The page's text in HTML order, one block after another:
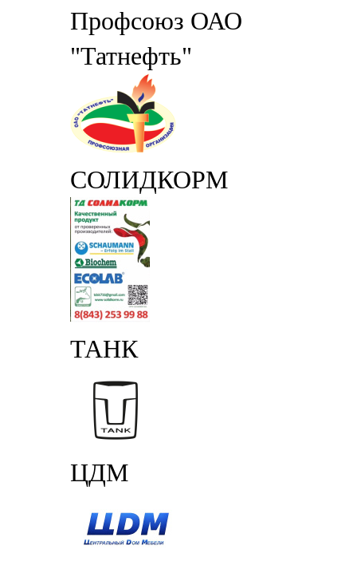
Профсоюз ОАО
"Татнефть"
СОЛИДКОРМ
ТАНК
ЦДМ